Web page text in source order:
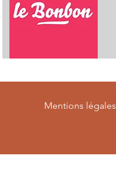
Mentions légales